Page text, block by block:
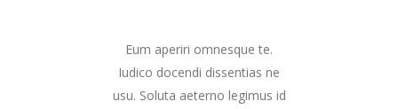
Eum aperiri omnesque te.
Iudico docendi dissentias ne
usu. Soluta aeterno legimus id